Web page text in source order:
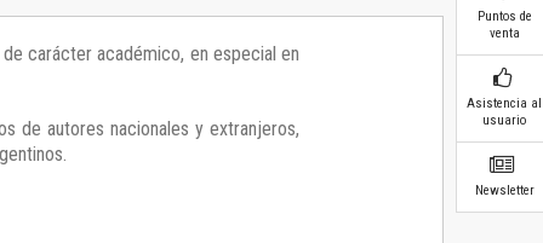
carácter académico, en especial en
de autores nacionales y extranjeros,
Puntos de
venta
Asistencia al
usuario
Newsletter